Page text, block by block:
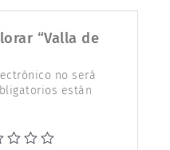
“Valla de
no será
están